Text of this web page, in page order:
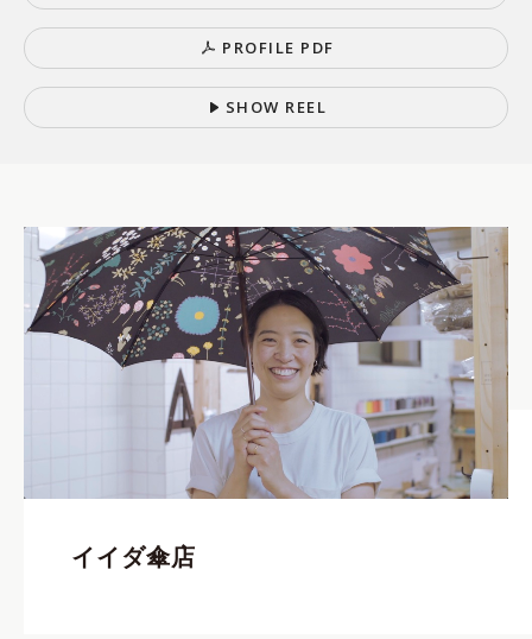
P ROFI LE P DF
SH OW REEL
イイダ傘店